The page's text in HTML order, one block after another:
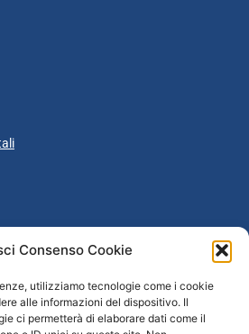
Consenso Cookie
utilizziamo tecnologie come i cookie
alle informazioni del dispositivo. Il
ci permetterà di elaborare dati come il